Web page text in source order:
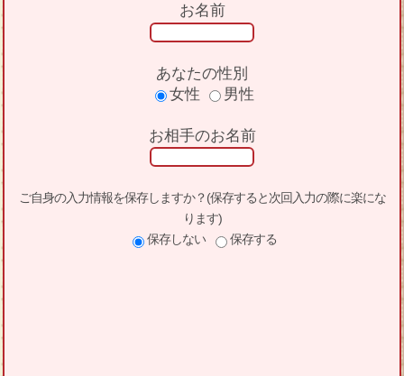
お名前
あなたの性別
女性
男性
お相手のお名前
ご自身の入力情報を保存しますか？(保存すると次回入力の際に楽にな
ります)
保存しない
保存する